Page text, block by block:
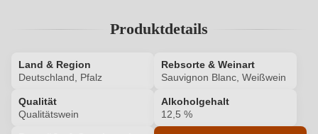
Produktdetails
Land & Region
Deutschland, Pfalz
Rebsorte & Weinart
Sauvignon Blanc, Weißwein
Qualität
Qualitätswein
Alkoholgehalt
12,5 %